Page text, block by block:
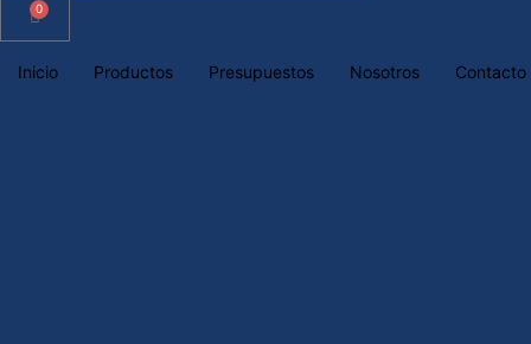
0
Inicio Productos Presupuestos Nosotros Contacto